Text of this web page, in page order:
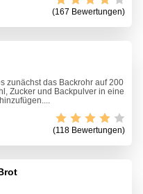
(167 Bewertungen)
zunächst das Backrohr auf 200
Zucker und Backpulver in eine
(118 Bewertungen)